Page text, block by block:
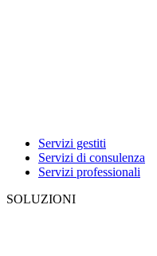
Servizi gestiti
Servizi di consulenza
Servizi professionali
SOLUZIONI